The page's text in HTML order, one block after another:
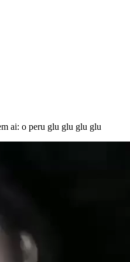
ai: o peru glu glu glu glu